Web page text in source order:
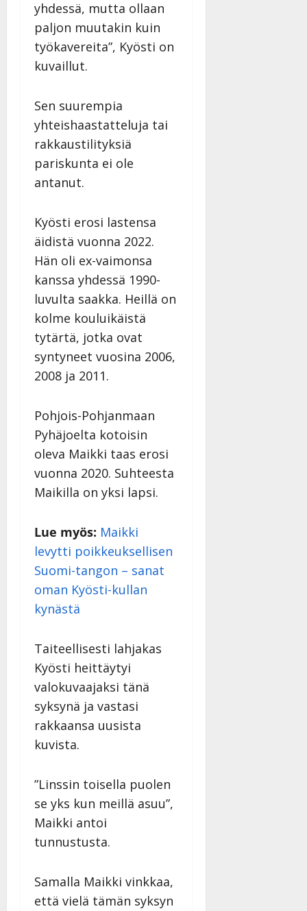
yhdessä, mutta ollaan
paljon muutakin kuin
työkavereita”, Kyösti on
kuvaillut.
Sen suurempia
yhteishaastatteluja tai
rakkaustilityksiä
pariskunta ei ole
antanut.
Kyösti erosi lastensa
äidistä vuonna 2022.
Hän oli ex-vaimonsa
kanssa yhdessä 1990-
luvulta saakka. Heillä on
kolme kouluikäistä
tytärtä, jotka ovat
syntyneet vuosina 2006,
2008 ja 2011.
Pohjois-Pohjanmaan
Pyhäjoelta kotoisin
oleva Maikki taas erosi
vuonna 2020. Suhteesta
Maikilla on yksi lapsi.
Lue myös: Maikki
levytti poikkeuksellisen
Suomi-tangon – sanat
oman Kyösti-kullan
kynästä
Taiteellisesti lahjakas
Kyösti heittäytyi
valokuvaajaksi tänä
syksynä ja vastasi
rakkaansa uusista
kuvista.
”Linssin toisella puolen
se yks kun meillä asuu”,
Maikki antoi
tunnustusta.
Samalla Maikki vinkkaa,
että vielä tämän syksyn